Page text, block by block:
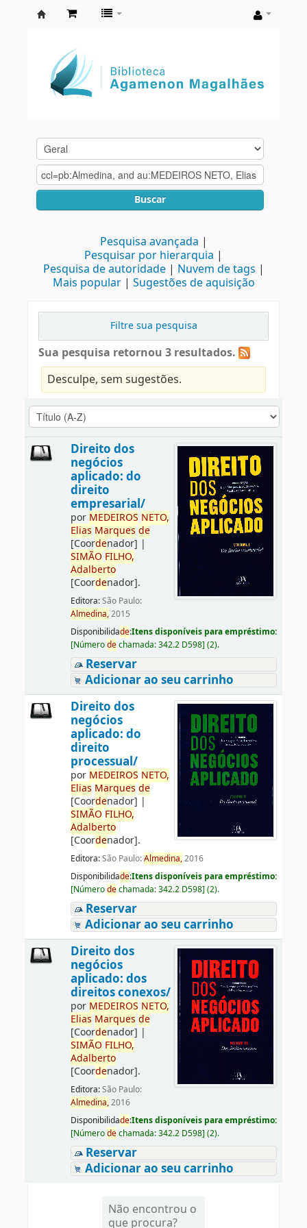
Agamenon
Magalhães
Buscar
Pesquisa avançada
Pesquisar por hierarquia
Pesquisa de autoridade
Nuvem de tags
Mais popular
Sugestões de aquisição
Filtre sua pesquisa
Sua pesquisa retornou 3 resultados.
Desculpe, sem sugestões.
Direito dos
negócios
aplicado: do
direito
empresarial/
por MEDEIROS NETO,
Elias Marques de
[Coordenador] |
SIMÃO FILHO,
Adalberto
[Coordenador].
Editora:São Paulo:
Almedina,2015
Disponibilidade:Itens disponíveis para empréstimo:
[Númerodechamada:342.2 D598] (2).
Reservar
Adicionar ao seu carrinho
Direito dos
negócios
aplicado: do
direito
processual/
por MEDEIROS NETO,
Elias Marques de
[Coordenador] |
SIMÃO FILHO,
Adalberto
[Coordenador].
Editora:São Paulo:Almedina,2016
Disponibilidade:Itens disponíveis para empréstimo:
[Númerodechamada:342.2 D598] (2).
Reservar
Adicionar ao seu carrinho
Direito dos
negócios
aplicado: dos
direitos conexos/
por MEDEIROS NETO,
Elias Marques de
[Coordenador] |
SIMÃO FILHO,
Adalberto
[Coordenador].
Editora:São Paulo:
Almedina,2016
Disponibilidade:Itens disponíveis para empréstimo:
[Númerodechamada:342.2 D598] (2).
Reservar
Adicionar ao seu carrinho
Não encontrou o
que procura?